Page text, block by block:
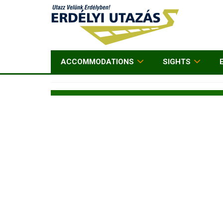
ACCOMMODATIONS SIGHTS